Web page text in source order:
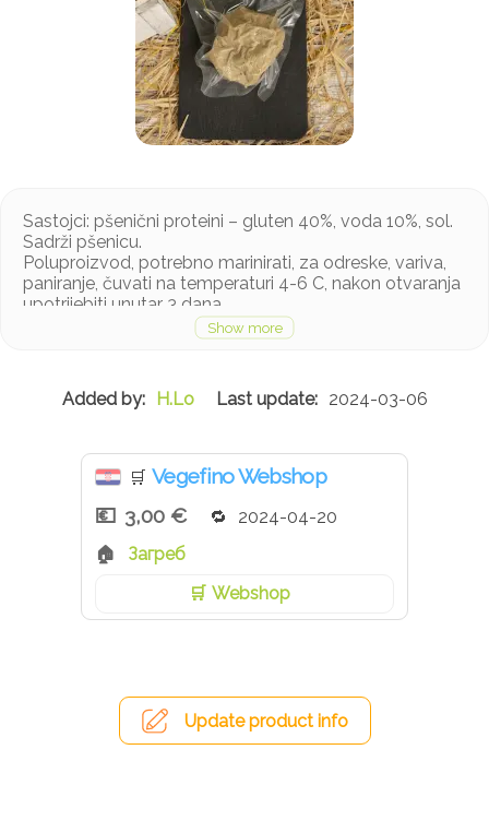
Sastojci: pšenični proteini – gluten 40%, voda 10%, sol.
Sadrži pšenicu.
Poluproizvod, potrebno marinirati, za odreske, variva,
paniranje, čuvati na temperaturi 4-6 C, nakon otvaranja
upotrijebiti unutar 3 dana.
H.Lo 2024-03-06
🛒 Vegefino Webshop
3,00 €
2024-04-20
Загреб
Webshop
Update product info